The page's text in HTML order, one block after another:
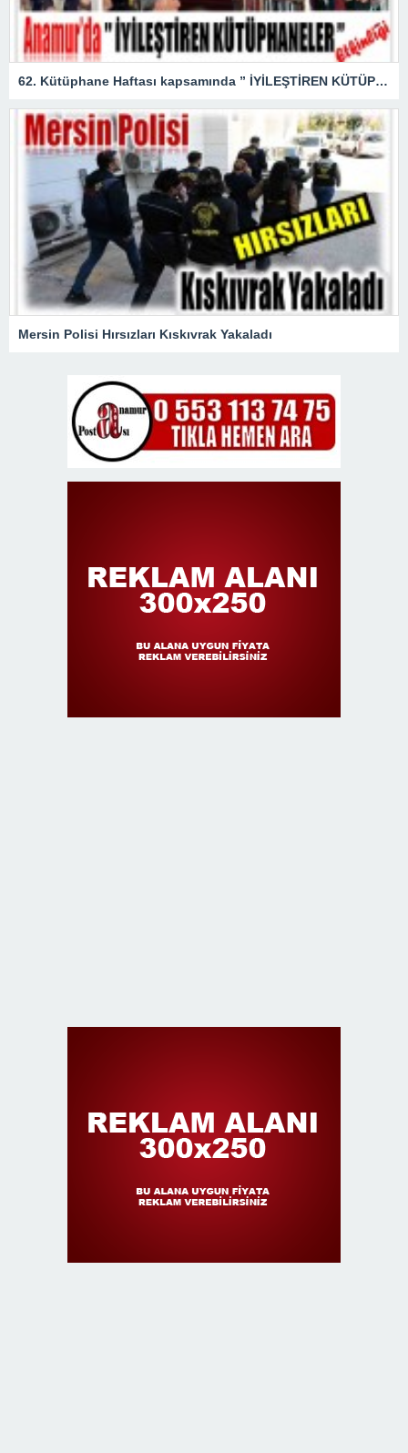
62. Kütüphane Haftası kapsamında ” İYİLEŞTİREN KÜTÜPHANELER ” etkinliği düzenlendi.
Mersin Polisi Hırsızları Kıskıvrak Yakaladı